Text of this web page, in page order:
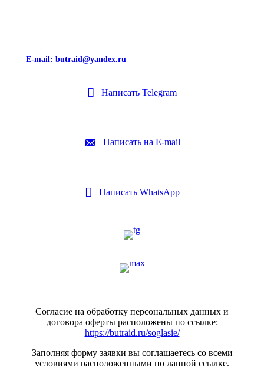
E-mail: butraid@yandex.ru
Написать Telegram
Написать на E-mail
Написать WhatsApp
Согласие на обработку персональных данных и
договора оферты расположены по ссылке:
https://butraid.ru/soglasie/
Заполняя форму заявки вы соглашаетесь со всеми
условиями расположенными по данной ссылке.